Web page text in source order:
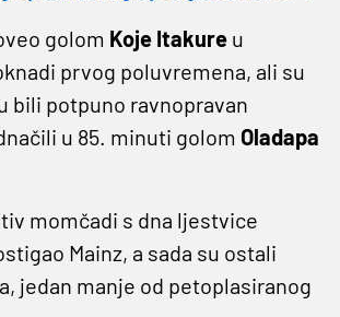
golom Koje Itakure u
prvog poluvremena, ali su
bili potpuno ravnopravan
u 85. minuti golom Oladapa
momčadi s dna ljestvice
Mainz, a sada su ostali
jedan manje od petoplasiranog